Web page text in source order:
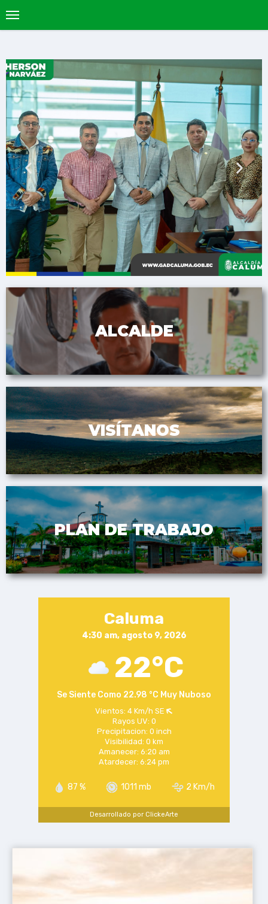
ALCALDE
VISÍTANOS
PLAN DE TRABAJO
Caluma
4:30 am, agosto 9, 2026
22°C
Se Siente Como 22.98 °C Muy Nuboso
Vientos: 4 Km/h SE
Rayos UV: 0
Precipitacion: 0 inch
Visibilidad: 0 km
Amanecer: 6:20 am
Atardecer: 6:24 pm
87 % 1011 mb 2 Km/h
Desarrollado por ClickeArte